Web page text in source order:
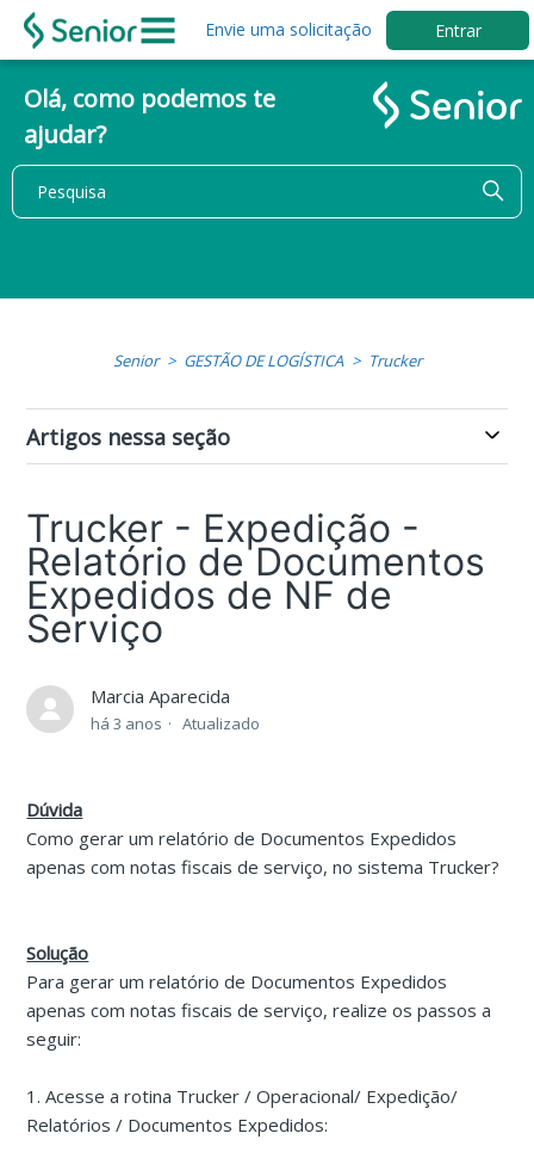
Envie uma solicitação Entrar
Olá, como podemos te
ajudar?
Senior GESTÃO DE LOGÍSTICA Trucker
Artigos nessa seção
Trucker - Expedição -
Relatório de Documentos
Expedidos de NF de
Serviço
Marcia Aparecida
há 3 anos Atualizado
Dúvida
Como gerar um relatório de Documentos Expedidos
apenas com notas fiscais de serviço, no sistema Trucker?
Solução
Para gerar um relatório de Documentos Expedidos
apenas com notas fiscais de serviço, realize os passos a
seguir:
1. Acesse a rotina Trucker / Operacional/ Expedição/
Relatórios / Documentos Expedidos: